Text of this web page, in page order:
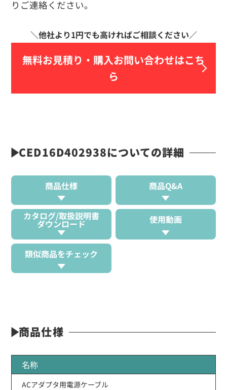
りご連絡ください。
無料お見積り・ 購入お問い合わせはこち
ら
CED16D402938についての詳細
商品仕様 商品Q&A
カタログ/取扱説明書
ダウンロード 使用動画
類似商品をチェック
商品仕様
名称
ACアダプタ用電源ケーブル